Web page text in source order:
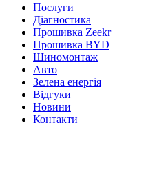
Послуги
Діагностика
Прошивка Zeekr
Прошивка BYD
Шиномонтаж
Авто
Зелена енергія
Відгуки
Новини
Контакти